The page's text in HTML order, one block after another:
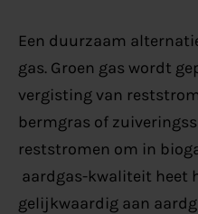
Een duurzaam
gas. Groen gas wordt
vergisting van
bermgras of
reststromen om in
aardgas-kwaliteit heet
gelijkwaardig aan